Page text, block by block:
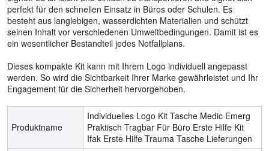
perfekt für den schnellen Einsatz in Büros oder Schulen. Es
besteht aus langlebigen, wasserdichten Materialien und schützt
seinen Inhalt vor verschiedenen Umweltbedingungen. Damit ist es
ein wesentlicher Bestandteil jedes Notfallplans.
Dieses kompakte Kit kann mit Ihrem Logo individuell angepasst
werden. So wird die Sichtbarkeit Ihrer Marke gewährleistet und Ihr
Engagement für die Sicherheit hervorgehoben.
Produktname
Individuelles Logo Kit Tasche Medic Emerg
Praktisch Tragbar Für Büro Erste Hilfe Kit
Ifak Erste Hilfe Trauma Tasche Lieferungen